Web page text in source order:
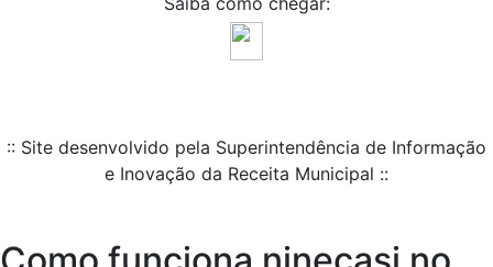
:: Site desenvolvido pela Superintendência de Informação
e Inovação da Receita Municipal ::